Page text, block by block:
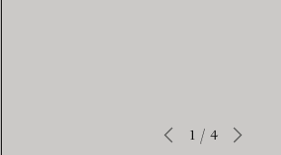
1 / 4